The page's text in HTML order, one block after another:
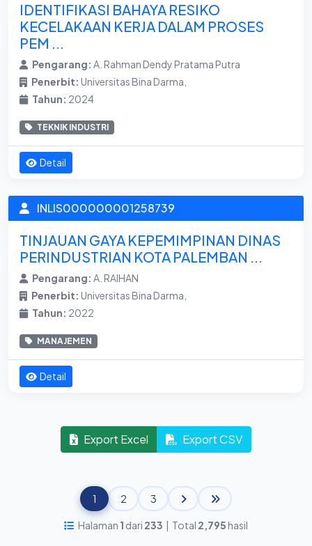
IDENTIFIKASI BAHAYA RESIKO
KECELAKAAN KERJA DALAM PROSES
PEM ...
Pengarang: A. Rahman Dendy Pratama Putra
Penerbit: Universitas Bina Darma,
Tahun: 2024
TEKNIK INDUSTRI
Detail
INLIS000000001258739
TINJAUAN GAYA KEPEMIMPINAN DINAS
PERINDUSTRIAN KOTA PALEMBAN ...
Pengarang: A. RAIHAN
Penerbit: Universitas Bina Darma,
Tahun: 2022
MANAJEMEN
Detail
Export Excel Export CSV
1 2 3
Halaman 1 dari 233 | Total 2,795 hasil